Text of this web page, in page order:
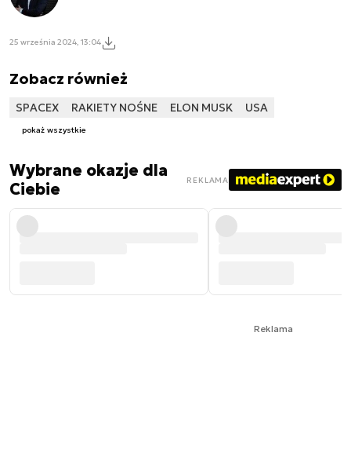
25 września 2024, 13:04
Zobacz również
SPACEX RAKIETY NOŚNE ELON MUSK USA
pokaż wszystkie
Wybrane okazje dla
Ciebie
REKLAMA
Reklama